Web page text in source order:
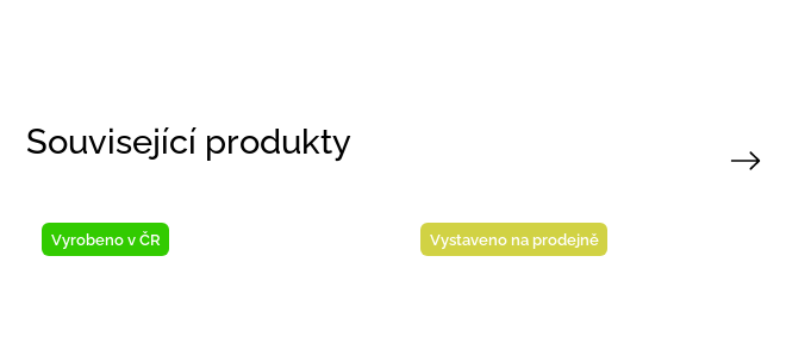
Související produkty
Novinka Novinka
Next